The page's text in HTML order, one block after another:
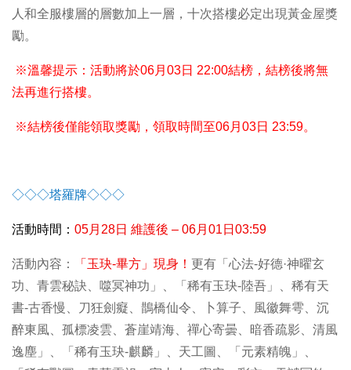
人和全服樓層的層數加上一層，十次搭樓必定出現黃金屋獎
勵。
※溫馨提示：活動將於06月03日 22:00結榜，結榜後將無
法再進行搭樓。
※結榜後僅能領取獎勵，領取時間至06月03日 23:59。
◇◇◇塔羅牌◇◇◇
活動時間： 05月28日 維護後 – 06月01日03:59
活動內容： 「玉玦-畢方」現身！ 更有「心法-好德·神曜玄
功、青雲秘訣、噬冥神功」、「稀有玉玦-陸吾」、稀有天
書-古香慢、刀狂劍癡、鵲橋仙令、卜算子、風徽舞雩、沉
醉東風、孤標凌雲、蒼崖靖海、禪心寄曇、暗香疏影、清風
逸塵」、「稀有玉玦-麒麟」、天工圖、「元素精魄」、